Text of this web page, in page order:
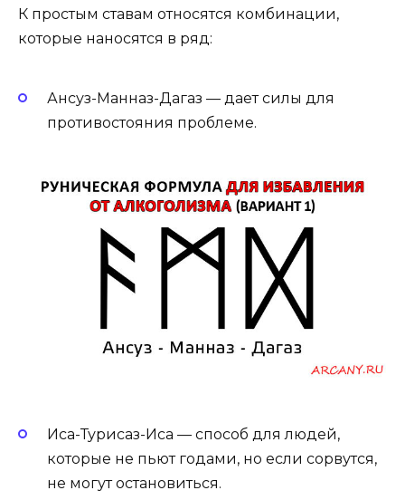
К простым ставам относятся комбинации,
которые наносятся в ряд:
Ансуз-Манназ-Дагаз — дает силы для
противостояния проблеме.
Иса-Турисаз-Иса — способ для людей,
которые не пьют годами, но если сорвутся,
не могут остановиться.